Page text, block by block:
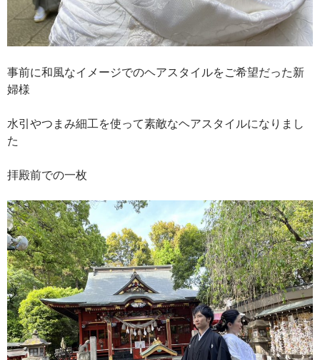
事前に和風なイメージでのヘアスタイルをご希望だった新
婦様
水引やつまみ細工を使って素敵なヘアスタイルになりまし
た
拝殿前での一枚